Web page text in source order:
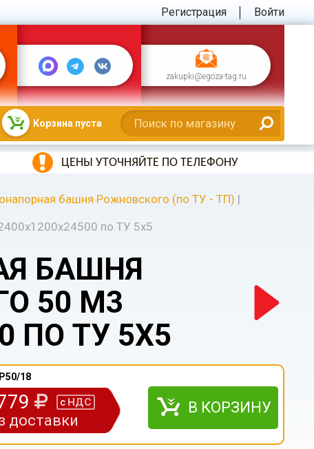
Регистрация Войти
zakupki@egoza-tag.ru
Корзина пуста
ЦЕНЫ УТОЧНЯЙТЕ ПО ТЕЛЕФОНУ
башня Рожновского (по ТУ - ТП) |
по ТУ 5х5
БАШНЯ
50 М3
ПО ТУ 5Х5
18
с НДС
доставки
В КОРЗИНУ